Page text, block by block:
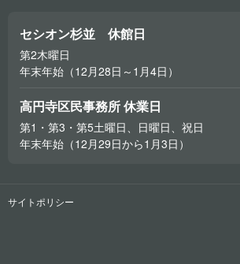
セシオン杉並 休館日
第2木曜日
年末年始（12月28日～1月4日）
高円寺区民事務所 休業日
第1・第3・第5土曜日、日曜日、祝日
年末年始（12月29日から1月3日）
サイトポリシー